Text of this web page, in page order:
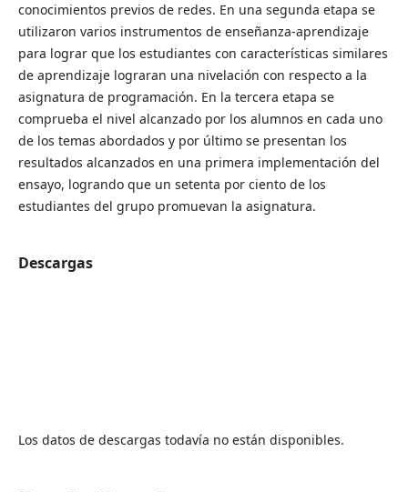
conocimientos previos de redes. En una segunda etapa se
utilizaron varios instrumentos de enseñanza-aprendizaje
para lograr que los estudiantes con características similares
de aprendizaje lograran una nivelación con respecto a la
asignatura de programación. En la tercera etapa se
comprueba el nivel alcanzado por los alumnos en cada uno
de los temas abordados y por último se presentan los
resultados alcanzados en una primera implementación del
ensayo, logrando que un setenta por ciento de los
estudiantes del grupo promuevan la asignatura.
Descargas
Los datos de descargas todavía no están disponibles.